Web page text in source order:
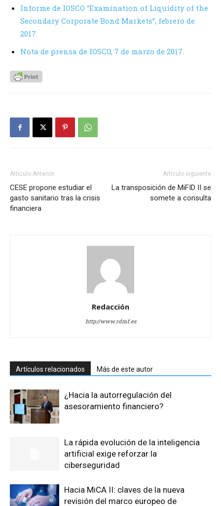
Informe de IOSCO “Examination of Liquidity of the
Secondary Corporate Bond Markets”, febrero de
2017.
Nota de prensa de IOSCO, 7 de marzo de 2017.
Artículo Anterior
CESE propone estudiar el
gasto sanitario tras la crisis
financiera
Artículo siguiente
La transposición de MiFID II se
somete a consulta
Redacción
http://www.rdmf.es
Artículos relacionados Más de este autor
¿Hacia la autorregulación del
asesoramiento financiero?
La rápida evolución de la inteligencia
artificial exige reforzar la
ciberseguridad
Hacia MiCA II: claves de la nueva
revisión del marco europeo de